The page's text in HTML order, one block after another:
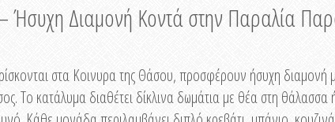
Ήσυχη Διαμονή Κοντά στην Παραλία
στα Κοινυρα της Θάσου, προσφέρουν ήσυχη διαμονή
Το κατάλυμα διαθέτει δίκλινα δωμάτια με θέα στη